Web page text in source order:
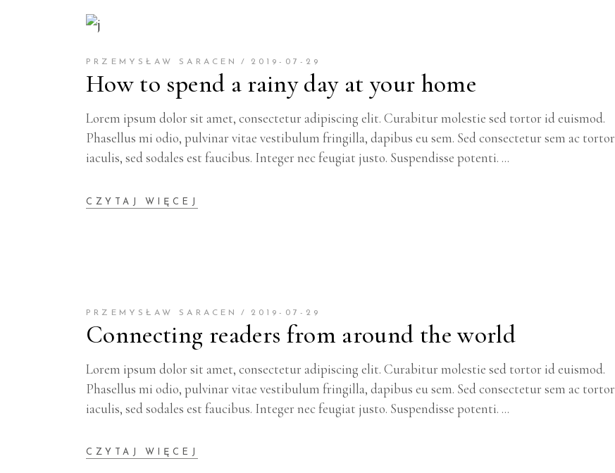
PRZEMYSŁAW SARACEN 2019-07-29
How to spend a rainy day at your home
Lorem ipsum dolor sit amet, consectetur adipiscing elit. Curabitur molestie sed tortor id euismod.
Phasellus mi odio, pulvinar vitae vestibulum fringilla, dapibus eu sem. Sed consectetur sem ac tortor
iaculis, sed sodales est faucibus. Integer nec feugiat justo. Suspendisse potenti.
CZYTAJ WIĘCEJ
PRZEMYSŁAW SARACEN 2019-07-29
Connecting readers from around the world
Lorem ipsum dolor sit amet, consectetur adipiscing elit. Curabitur molestie sed tortor id euismod.
Phasellus mi odio, pulvinar vitae vestibulum fringilla, dapibus eu sem. Sed consectetur sem ac tortor
iaculis, sed sodales est faucibus. Integer nec feugiat justo. Suspendisse potenti.
CZYTAJ WIĘCEJ